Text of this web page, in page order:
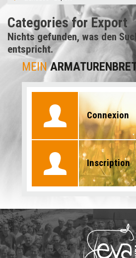
Categories for Export
Nichts gefunden, was den
entspricht.
MEIN
Connexion
Inscription